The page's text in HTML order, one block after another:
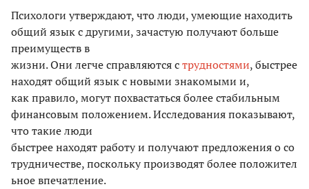
Психологи утверждают, что люди, умеющие находить
общий язык с другими, зачастую получают больше
преимуществ в
жизни. Они легче справляются струдностями, быстрее
находят общий язык с новыми знакомыми и,
как правило, могут похвастаться более стабильным
финансовым положением. Исследования показывают,
что такие люди
быстрее находят работу и получают предложения о со
трудничестве, поскольку производят более положител
ьное впечатление.